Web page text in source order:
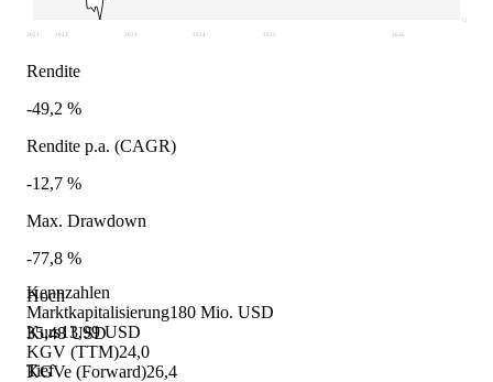
Kennzahlen
Marktkapitalisierung180 Mio. USD
Kurs13,99 USD
KGV (TTM)24,0
KGVe (Forward)26,4
7,88
2021 2022 2023 2024 2025 2026
Rendite
-49,2 %
Rendite p.a. (CAGR)
-12,7 %
Max. Drawdown
-77,8 %
Hoch
35,48 USD
Tief